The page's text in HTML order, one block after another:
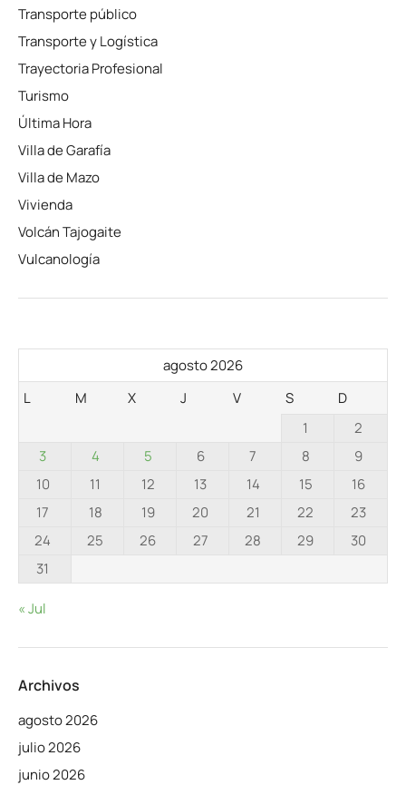
Transporte público
Transporte y Logística
Trayectoria Profesional
Turismo
Última Hora
Villa de Garafía
Villa de Mazo
Vivienda
Volcán Tajogaite
Vulcanología
agosto 2026
L
M X J V S
D
1
2
3
4 5 6 7 8
9
10
11 12 13 14 15
16
17
18 19 20 21 22
23
24
25 26 27 28 29
30
31
« Jul
Archivos
agosto 2026
julio 2026
junio 2026